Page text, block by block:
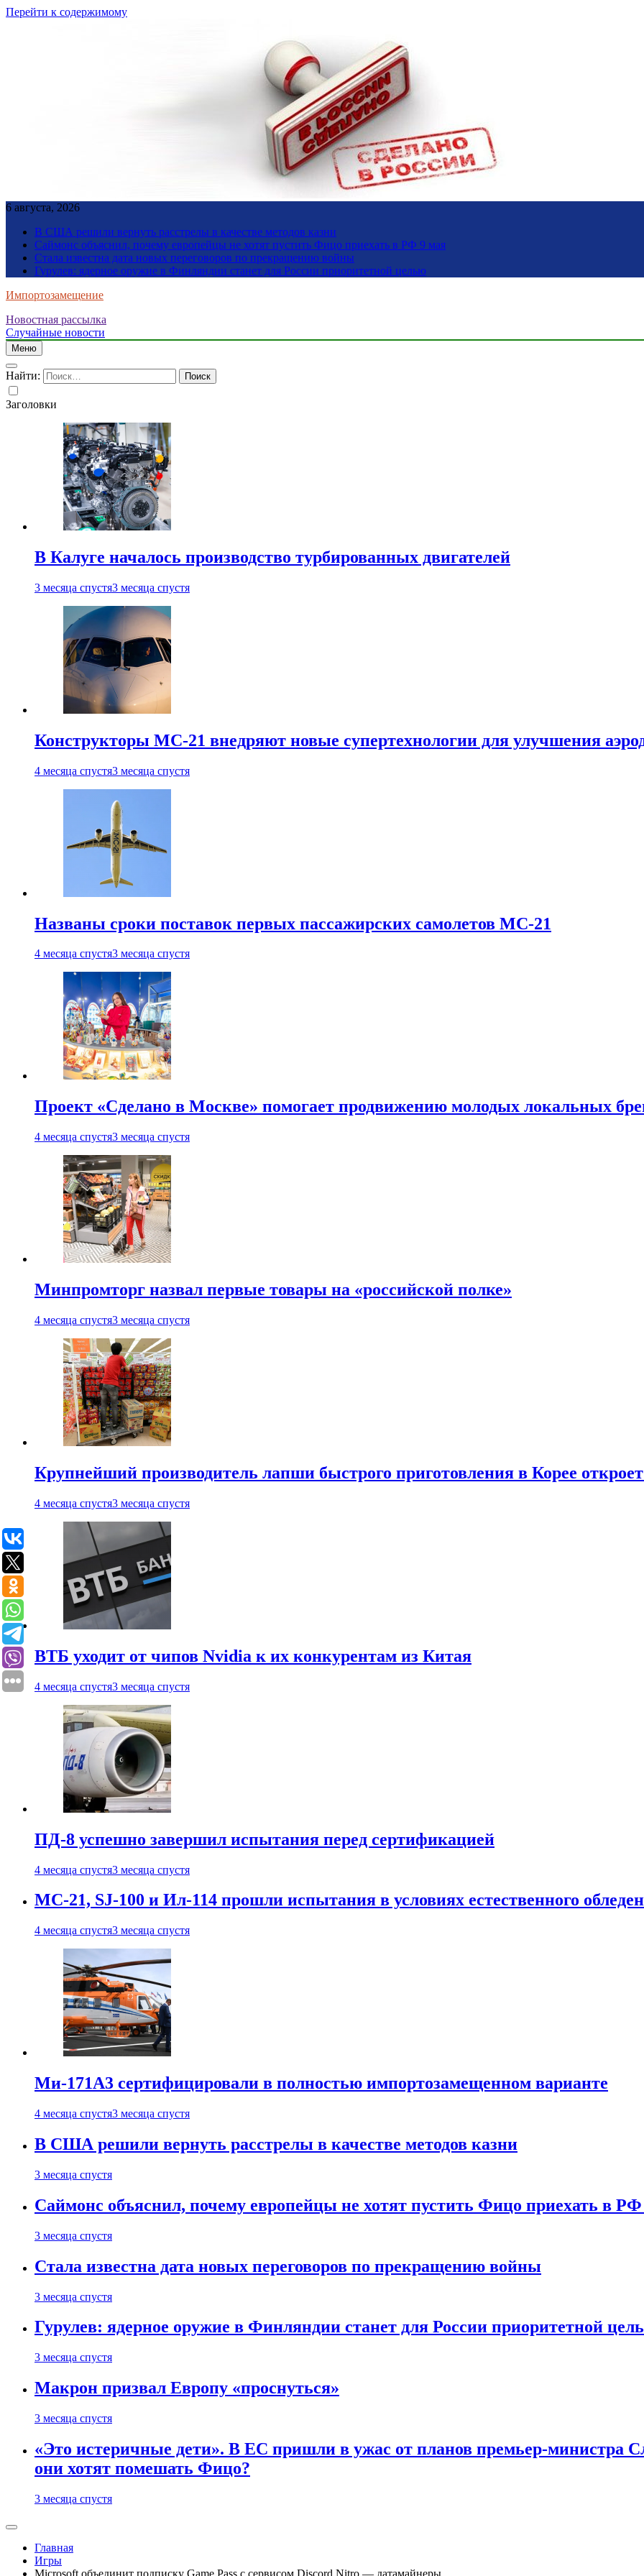
Перейти к содержимому
6 августа, 2026
В США решили вернуть расстрелы в качестве методов казни
Саймонс объяснил, почему европейцы не хотят пустить Фицо приехать в РФ 9 мая
Стала известна дата новых переговоров по прекращению войны
Гурулев: ядерное оружие в Финляндии станет для России приоритетной целью
Импортозамещение
Новостная рассылка
Случайные новости
Меню
Найти:
Заголовки
В Калуге началось производство турбированных двигателей
3 месяца спустя3 месяца спустя
Конструкторы МС-21 внедряют новые супертехнологии для улучшения
4 месяца спустя3 месяца спустя
Названы сроки поставок первых пассажирских самолетов МС-21
4 месяца спустя3 месяца спустя
Проект «Сделано в Москве» помогает продвижению молодых локальных
4 месяца спустя3 месяца спустя
Минпромторг назвал первые товары на «российской полке»
4 месяца спустя3 месяца спустя
Крупнейший производитель лапши быстрого приготовления в Корее
4 месяца спустя3 месяца спустя
ВТБ уходит от чипов Nvidia к их конкурентам из Китая
4 месяца спустя3 месяца спустя
ПД-8 успешно завершил испытания перед сертификацией
4 месяца спустя3 месяца спустя
МС-21, SJ-100 и Ил-114 прошли испытания в условиях естественного
4 месяца спустя3 месяца спустя
Ми-171А3 сертифицировали в полностью импортозамещенном варианте
4 месяца спустя3 месяца спустя
В США решили вернуть расстрелы в качестве методов казни
3 месяца спустя
Саймонс объяснил, почему европейцы не хотят пустить Фицо приехать в
3 месяца спустя
Стала известна дата новых переговоров по прекращению войны
3 месяца спустя
Гурулев: ядерное оружие в Финляндии станет для России приоритетной
3 месяца спустя
Макрон призвал Европу «проснуться»
3 месяца спустя
«Это истеричные дети». В ЕС пришли в ужас от планов премьер-министра
они хотят помешать Фицо?
3 месяца спустя
Главная
Игры
Microsoft объединит подписку Game Pass с сервисом Discord Nitro — датамайнеры